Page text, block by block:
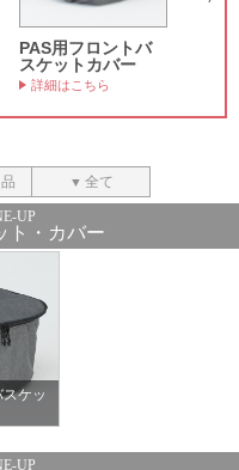
PAS用フロントバ
スケットカバー
詳細はこちら
全て
ト・カバー
ケッ